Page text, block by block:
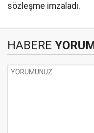
sözleşme imzaladı.
HABERE